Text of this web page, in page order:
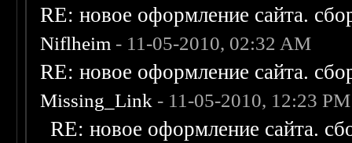
RE: новое оформление сайта.
Niflheim - 11-05-2010, 02:32 AM
RE: новое оформление сайта.
Missing_Link - 11-05-2010, 12:23 PM
RE: новое оформление сайта.